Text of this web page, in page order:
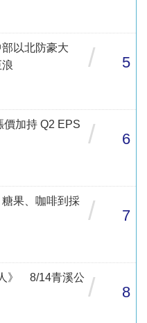
以北防豪大
/ 5
價加持 Q2 EPS
/ 6
果、咖啡到採
/ 7
》 8/14青溪公 / 8